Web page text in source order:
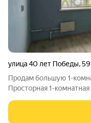
улица 40 лет Победы,59
Продам большую 1-
Просторная 1-
перепланировка в